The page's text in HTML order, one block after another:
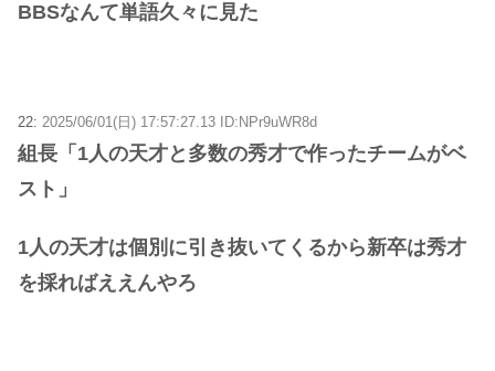
BBSなんて単語久々に見た
22: 2025/06/01(日) 17:57:27.13 ID:NPr9uWR8d
組長「1人の天才と多数の秀才で作ったチームがベ
スト」
1人の天才は個別に引き抜いてくるから新卒は秀才
を採ればええんやろ